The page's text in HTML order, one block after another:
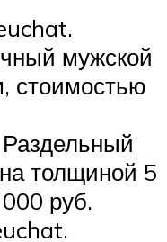
мужской
стоимостью
толщиной 5
руб.